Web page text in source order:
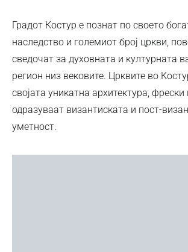
Градот Костур е познат по своето
наследство и големиот број цркви,
сведочат за духовната и културната
регион низ вековите. Црквите во
својата уникатна архитектура, фрески
одразуваат византиската и пост-
уметност.